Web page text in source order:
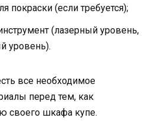
покраски (если требуется);
(лазерный уровень,
уровень).
все необходимое
перед тем, как
своего шкафа купе.